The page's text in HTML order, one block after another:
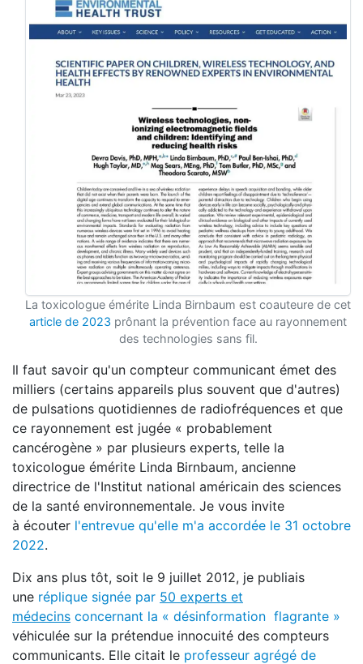
La toxicologue émérite Linda Birnbaum est coauteure de cet
article de 2023 prônant la prévention face au rayonnement
des technologies sans fil.
Il faut savoir qu'un compteur communicant émet des
milliers (certains appareils plus souvent que d'autres)
de pulsations quotidiennes de radiofréquences et que
ce rayonnement est jugée « probablement
cancérogène » par plusieurs experts, telle la
toxicologue émérite Linda Birnbaum, ancienne
directrice de l'Institut national américain des sciences
de la santé environnementale. Je vous invite
à écouter l'entrevue qu'elle m'a accordée le 31 octobre
2022.
Dix ans plus tôt, soit le 9 juillet 2012, je publiais
une réplique signée par 50 experts et
médecins concernant la « désinformation flagrante »
véhiculée sur la prétendue innocuité des compteurs
communicants. Elle citait le professeur agrégé de